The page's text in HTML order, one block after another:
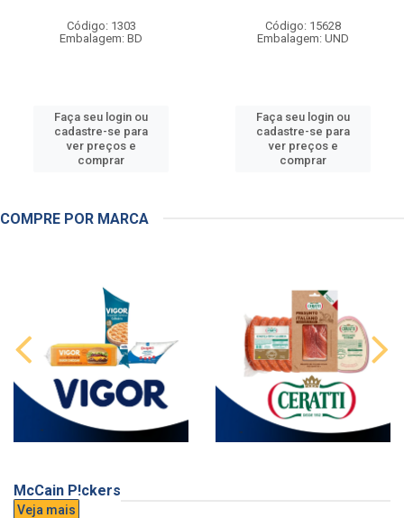
Código: 1303
Embalagem: BD
Faça seu login ou
cadastre-se para
ver preços e
comprar
Código: 15628
Embalagem: UND
Faça seu login ou
cadastre-se para
ver preços e
comprar
COMPRE POR MARCA
McCain P!ckers
Veja mais